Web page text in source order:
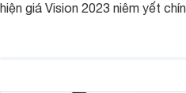
hiện giá Vision 2023 niêm yết